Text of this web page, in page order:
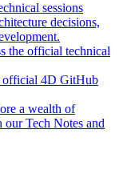
sessions
decisions,
the official technical
official 4D GitHub
a wealth of
our Tech Notes and